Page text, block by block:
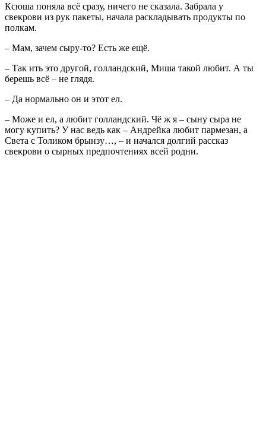
Ксюша поняла всё сразу, ничего не сказала. Забрала у
свекрови из рук пакеты, начала раскладывать продукты по
полкам.
– Мам, зачем сыру-то? Есть же ещё.
– Так ить это другой, голландский, Миша такой любит. А ты
берешь всё – не глядя.
– Да нормально он и этот ел.
– Може и ел, а любит голландский. Чё ж я – сыну сыра не
могу купить? У нас ведь как – Андрейка любит пармезан, а
Света с Толиком брынзу…, – и начался долгий рассказ
свекрови о сырных предпочтениях всей родни.